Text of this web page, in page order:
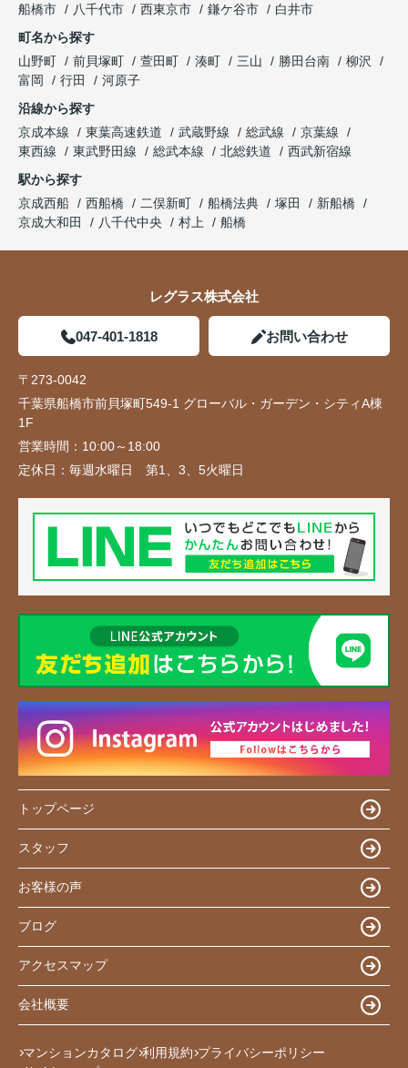
船橋市
八千代市 西東京市 鎌ケ谷市
白井市
町名から探す
山野町
前貝塚町 萱田町 湊町 三山 勝田台南
柳沢
富岡
行田
河原子
沿線から探す
京成本線
東葉高速鉄道 武蔵野線 総武線
京葉線
東西線
東武野田線 総武本線 北総鉄道
西武新宿線
駅から探す
京成西船
西船橋 二俣新町 船橋法典 塚田
新船橋
京成大和田
八千代中央 村上 船橋
レグラス株式会社
047-401-1818 お問い合わせ
〒273-0042
千葉県船橋市前貝塚町549-1 グローバル・ガーデン・シティA棟
1F
営業時間： 10:00～18:00
定休日： 毎週水曜日 第1、3、5火曜日
トップページ
スタッフ
お客様の声
ブログ
アクセスマップ
会社概要
マンションカタログ 利用規約 プライバシーポリシー